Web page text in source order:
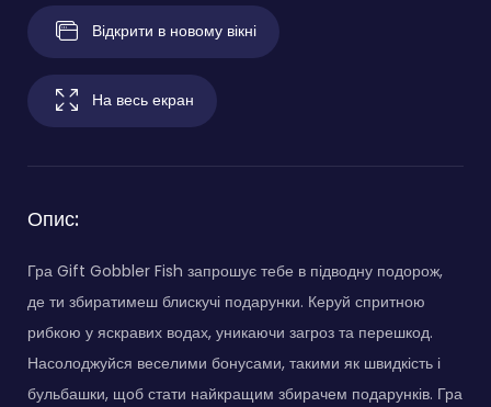
Відкрити в новому вікні
На весь екран
Опис:
Гра Gift Gobbler Fish запрошує тебе в підводну подорож,
де ти збиратимеш блискучі подарунки. Керуй спритною
рибкою у яскравих водах, уникаючи загроз та перешкод.
Насолоджуйся веселими бонусами, такими як швидкість і
бульбашки, щоб стати найкращим збирачем подарунків. Гра